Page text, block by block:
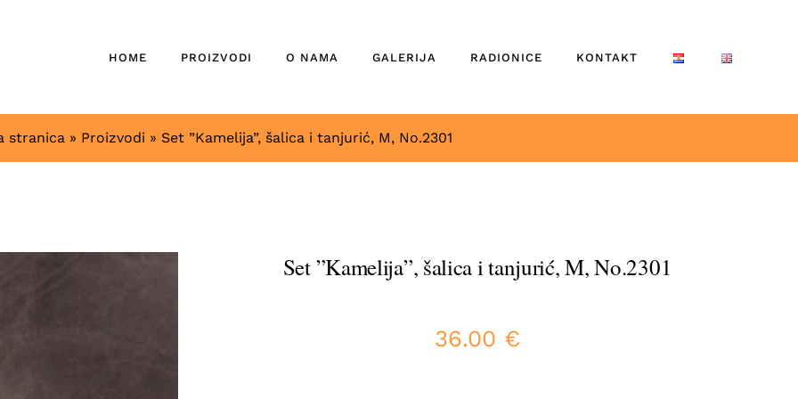
HOME PROIZVODI O NAMA GALERIJA RADIONICE KONTAKT
stranica» Proizvodi » Set ”Kamelija”, šalica i tanjurić, M, No.2301
Set ”Kamelija”, šalica i tanjurić, M, No.2301
36.00 €